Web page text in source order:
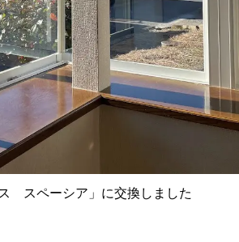
スペーシア」に交換しました